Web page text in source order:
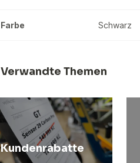
Farbe Schwarz
Verwandte Themen
Kundenrabatte